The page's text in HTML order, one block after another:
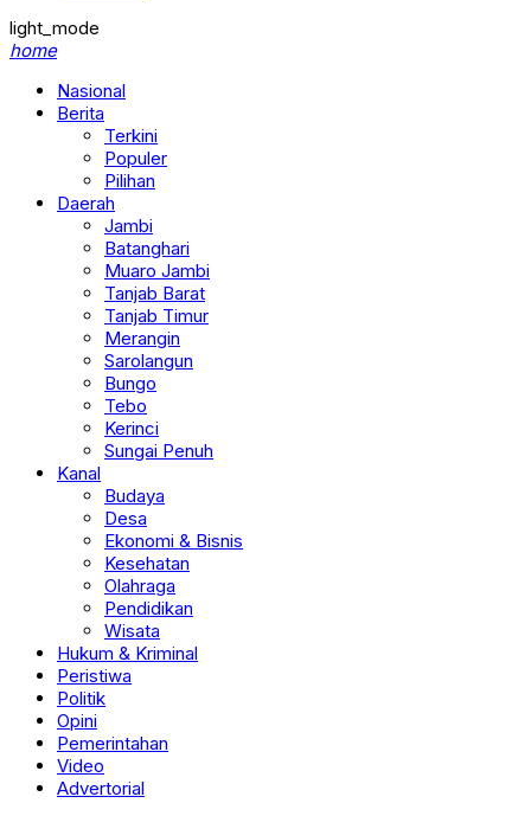
light_mode
home
Nasional
Berita
Terkini
Populer
Pilihan
Daerah
Jambi
Batanghari
Muaro Jambi
Tanjab Barat
Tanjab Timur
Merangin
Sarolangun
Bungo
Tebo
Kerinci
Sungai Penuh
Kanal
Budaya
Desa
Ekonomi & Bisnis
Kesehatan
Olahraga
Pendidikan
Wisata
Hukum & Kriminal
Peristiwa
Politik
Opini
Pemerintahan
Video
Advertorial